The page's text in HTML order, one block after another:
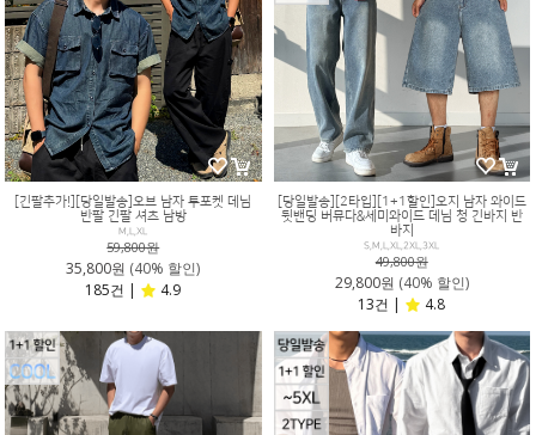
[긴팔추가!][당일발송]오브 남자 투포켓 데님
반팔 긴팔 셔츠 남방
M,L,XL
59,800원
35,800원 (40% 할인)
185건 |
4.9
[당일발송][2타입][1+1할인]오지 남자 와이드
뒷밴딩 버뮤다&세미와이드 데님 청 긴바지 반
바지
S,M,L,XL,2XL,3XL
49,800원
29,800원 (40% 할인)
13건 |
4.8